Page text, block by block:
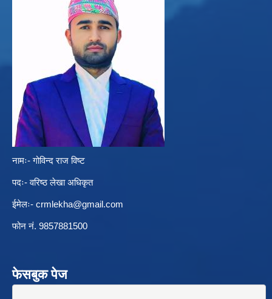
नामः- गोविन्द राज विष्ट
पदः- वरिष्ठ लेखा अधिकृत
ईमेलः- crmlekha@gmail.com
फोन नं. 9857881500
फेसबुक पेज